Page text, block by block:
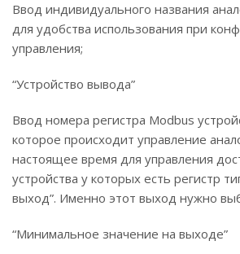
Ввод индивидуального названия
для удобства использования при
управления;
“Устройство вывода”
Ввод номера регистра Modbus
которое происходит управление
настоящее время для управления
устройства у которых есть регистр
выход”. Именно этот выход нужно
“Минимальное значение на выходе”